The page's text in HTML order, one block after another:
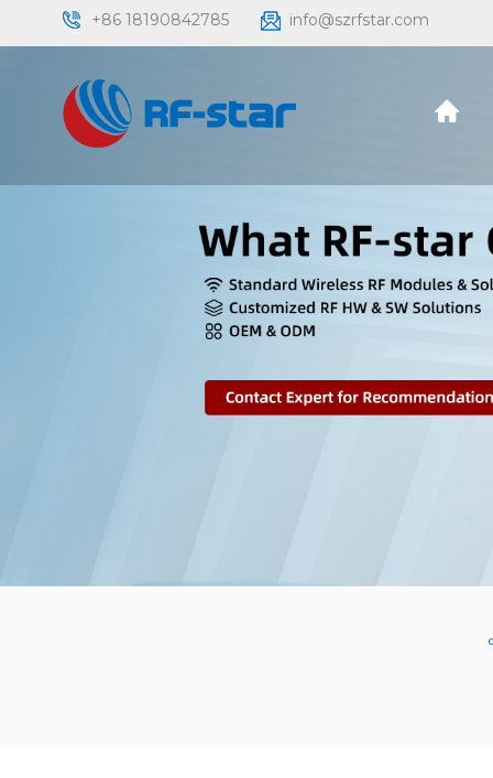
+86 18190842785 info@szrfstar.com